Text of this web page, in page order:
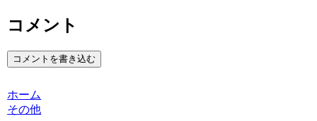
コメント
コメントを書き込む
ホーム
その他